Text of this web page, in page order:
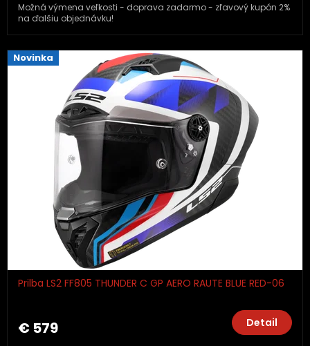
Možná výmena veľkosti - doprava zadarmo - zľavový kupón 2%
na ďalšiu objednávku!
Novinka
Prilba LS2 FF805 THUNDER C GP AERO RAUTE BLUE RED-06
€ 579 Detail